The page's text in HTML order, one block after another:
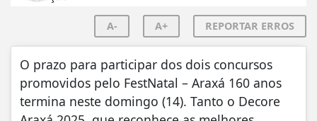
A- A+ REPORTAR ERROS
O prazo para participar dos dois concursos
promovidos pelo FestNatal – Araxá 160 anos
termina neste domingo (14). Tanto o Decore